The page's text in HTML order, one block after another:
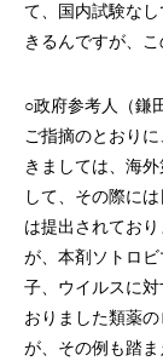
て、国内試験な
きるんですが、
○政府参考人（鎌
ご指摘のとおり
きましては、海
して、その際に
は提出されてお
が、本剤ソトロ
子、ウイルスに
おりました類薬
が、その例も踏